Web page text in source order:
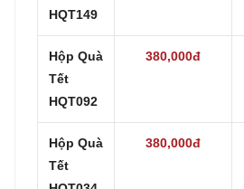
HQT149
Hộp Quà
Tết
HQT092
380,000đ
Hộp Quà
Tết
380,000đ